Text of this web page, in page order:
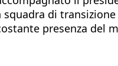
di
presenza del